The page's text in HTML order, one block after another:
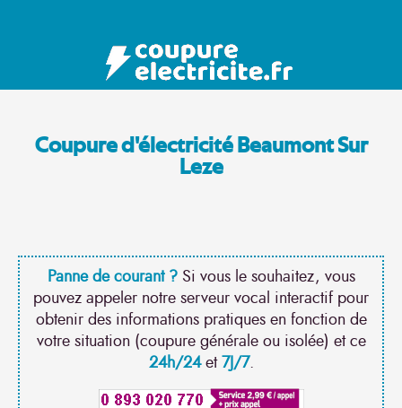
Coupure d'électricité Beaumont Sur
Leze
Panne de courant ?Si vous le souhaitez, vous
pouvez appeler notre serveur vocal interactif pour
obtenir des informations pratiques en fonction de
votre situation (coupure générale ou isolée) et ce
24h/24et7J/7.